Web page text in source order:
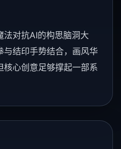
法对抗AI的构思脑洞大
与结印手势结合，画风华
核心创意足够撑起一部系